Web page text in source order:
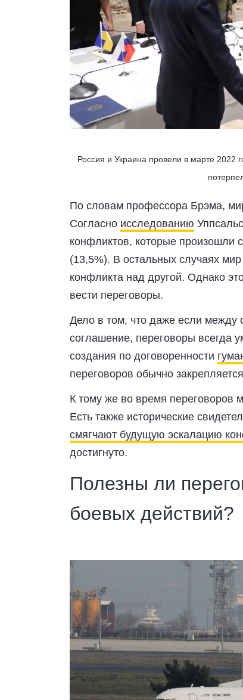
Россия и Украина провели в марте 2022
По словам профессора Брэма,
Согласно исследованию
конфликтов, которые произошли
(13,5%). В остальных случаях
конфликта над другой. Однако
вести переговоры.
Дело в том, что даже если между
соглашение, переговоры всегда
создания по договоренности
переговоров обычно
К тому же во время переговоров
Есть также исторические
смягчают будущую эскалацию
достигнуто.
Полезны ли
боевых действий?